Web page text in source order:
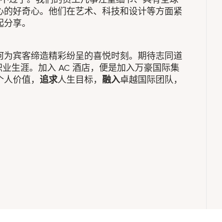
好奇心。他们在艺术、科技和设计等方面紧
享。
宾客缔造精彩纷呈的喜悦时刻。期待志同道
生涯。加入 AC 酒店，便是加入万豪国际集
价值， 追求人生目标， 融入卓越国际团队，